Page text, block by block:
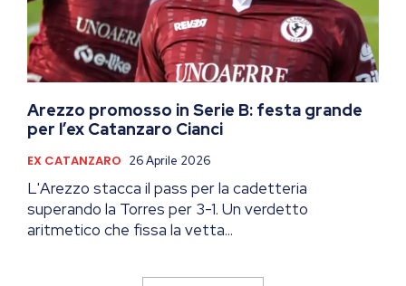
Arezzo promosso in Serie B: festa grande
per l’ex Catanzaro Cianci
EX CATANZARO 26 Aprile 2026
L'Arezzo stacca il pass per la cadetteria
superando la Torres per 3-1. Un verdetto
aritmetico che fissa la vetta...